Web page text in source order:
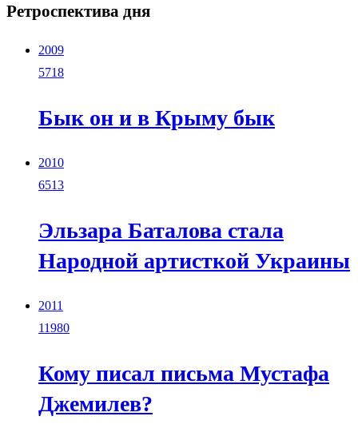
Ретроспектива дня
2009
5718
Бык он и в Крыму бык
2010
6513
Эльзара Баталова стала
Народной артисткой Украины
2011
11980
Кому писал письма Мустафа
Джемилев?